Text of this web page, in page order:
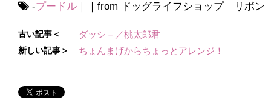
-プードル ｜｜from ドッグライフショップ リボン
古い記事＜ ダッシ－／桃太郎君
新しい記事＞ ちょんまげからちょっとアレンジ！